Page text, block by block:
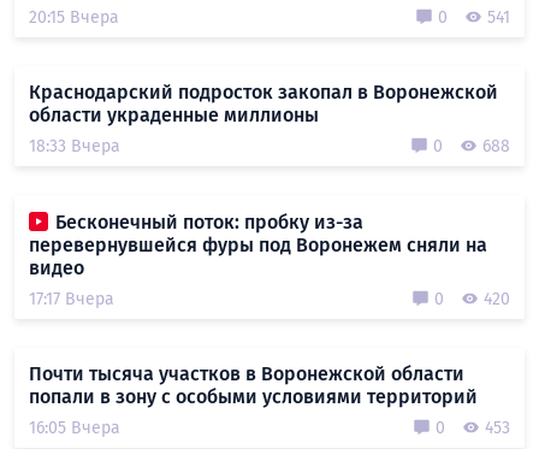
20:15 Вчера 0 541
Краснодарский подросток закопал в Воронежской
области украденные миллионы
18:33 Вчера 0 688
Бесконечный поток: пробку из-за
перевернувшейся фуры под Воронежем сняли на
видео
17:17 Вчера 0 420
Почти тысяча участков в Воронежской области
попали в зону с особыми условиями территорий
16:05 Вчера 0 453